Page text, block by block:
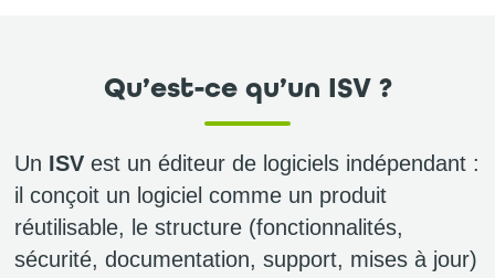
Qu’est-ce qu’un ISV ?
Un ISV est un éditeur de logiciels indépendant :
il conçoit un logiciel comme un produit
réutilisable, le structure (fonctionnalités,
sécurité, documentation, support, mises à jour)